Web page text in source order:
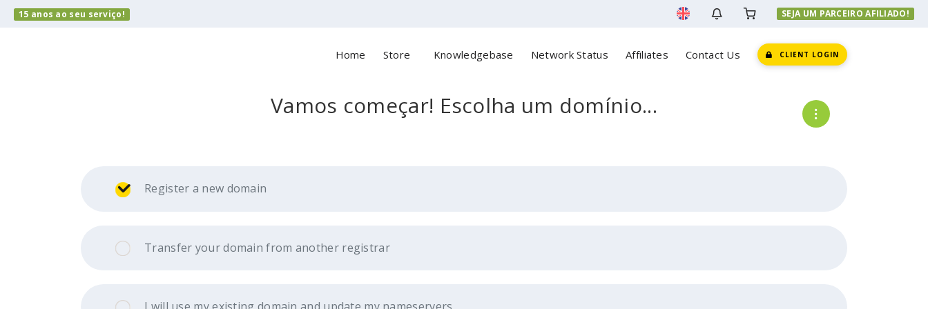
15 anos ao seu serviço! SEJA UM PARCEIRO AFILIADO!
Home Store Knowledgebase Network Status Affiliates Contact Us CLIENT LOGIN
Vamos começar! Escolha um domínio...
Register a new domain
Transfer your domain from another registrar